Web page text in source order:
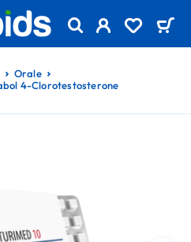
Orale
4-Clorotestosterone